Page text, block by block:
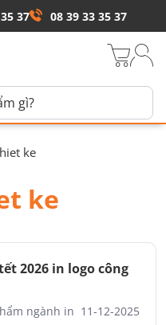
37 08 39 33 35 37
ke
ke
2026 in logo công
ngành in 11-12-2025